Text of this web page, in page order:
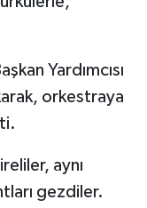
Yardımcısı
orkestraya
aynı
gezdiler.